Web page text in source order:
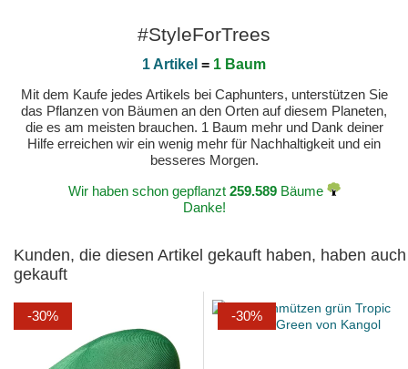
#StyleForTrees
1 Artikel = 1 Baum
Mit dem Kaufe jedes Artikels bei Caphunters, unterstützen Sie
das Pflanzen von Bäumen an den Orten auf diesem Planeten,
die es am meisten brauchen. 1 Baum mehr und Dank deiner
Hilfe erreichen wir ein wenig mehr für Nachhaltigkeit und ein
besseres Morgen.
Wir haben schon gepflanzt 259.589Bäume
Danke!
Kunden, die diesen Artikel gekauft haben, haben auch
gekauft
-30% -30%